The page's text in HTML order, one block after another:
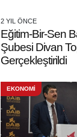
2 YIL ÖNCE
Eğitim-Bir-Sen
Şubesi Divan
Gerçekleştirildi
EKONOMİ